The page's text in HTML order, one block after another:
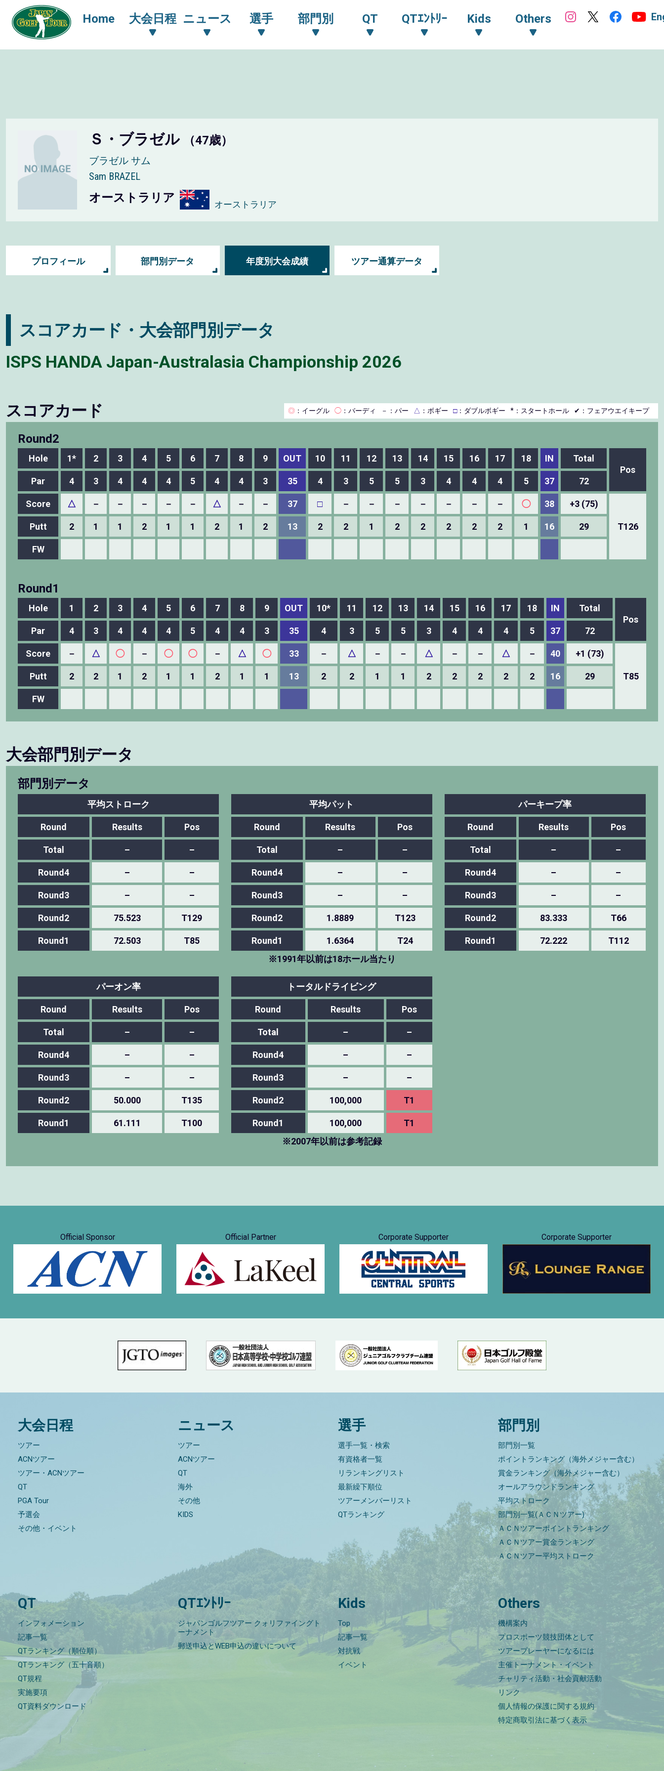
Home 大会日程 ニュース 選手 部門別 QT QTｴﾝﾄﾘｰ Kids Others
Ｓ・ブラゼル （47歳）
ブラゼル サム
Sam BRAZEL
オーストラリア オーストラリア
プロフィール 部門別データ 年度別大会成績 ツアー通算データ
スコアカード・大会部門別データ
ISPS HANDA Japan-Australasia Championship 2026
スコアカード ◎ ：イーグル ◯ ：バーディ － ：パー △ ：ボギー □：ダブルボギー *：スタートホール ✔：フェアウエイキープ
Round2
Hole 1* 2 3 4 5 6 7 8 9 OUT 10 11 12 13 14 15 16 17 18 IN
Total
Pos
Par
4 3 4 4 4 5 4 4 3 35 4 3 5 5 3 4 4 4 5 37 72
Score △ － － － － － △ － － 37 □ － － － － － － － ◯ 38 +3 (75)
T126
Putt 2 1 1 2 1 1 2 1 2 13 2 2 1 2 2 2 2 2 1 16 29
FW
Round1
Hole 1 2 3 4 5 6 7 8 9 OUT 10* 11 12 13 14 15 16 17 18 IN
Total
Pos
Par
4 3 4 4 4 5 4 4 3 35 4 3 5 5 3 4 4 4 5 37 72
Score － △ ◯ － ◯ ◯ － △ ◯ 33 － △ － － △ － － △ － 40 +1 (73)
T85
Putt 2 2 1 2 1 1 2 1 1 13 2 2 1 1 2 2 2 2 2 16 29
FW
大会部門別データ
部門別データ
平均ストローク
Round Results Pos
Total – –
Round4 – –
Round3 – –
Round2 75.523 T129
Round1 72.503 T85
平均パット
Round Results Pos
Total – –
Round4 – –
Round3 – –
Round2 1.8889 T123
Round1 1.6364
T24
※1991年以前は18ホール当たり
パーキープ率
Round Results Pos
Total – –
Round4 – –
Round3 – –
Round2 83.333 T66
Round1 72.222 T112
パーオン率
Round Results Pos
Total – –
Round4 – –
Round3 – –
Round2 50.000 T135
Round1 61.111 T100
トータルドライビング
Round Results Pos
Total – –
Round4 – –
Round3 – –
Round2 100,000 T1
Round1 100,000
T1
※2007年以前は参考記録
Official Sponsor Official Partner Corporate Supporter Corporate Supporter
大会日程
ツアー
ACNツアー
ツアー・ACNツアー
QT
PGA Tour
予選会
その他・イベント
ニュース
ツアー
ACNツアー
QT
海外
その他
KIDS
選手
選手一覧・検索
有資格者一覧
リランキングリスト
最新繰下順位
ツアーメンバーリスト
QTランキング
部門別
部門別一覧
ポイントランキング（海外メジャー含む）
賞金ランキング（海外メジャー含む）
オールアラウンドランキング
平均ストローク
部門別一覧(ＡＣＮツアー)
ＡＣＮツアーポイントランキング
ＡＣＮツアー賞金ランキング
ＡＣＮツアー平均ストローク
QT
インフォメーション
記事一覧
QTランキング（順位順）
QTランキング（五十音順）
QT規程
実施要項
QT資料ダウンロード
QTｴﾝﾄﾘｰ
ジャパンゴルフツアー クォリファイングト
ーナメント
郵送申込とWEB申込の違いについて
Kids
Top
記事一覧
対抗戦
イベント
Others
機構案内
プロスポーツ競技団体として
ツアープレーヤーになるには
主催トーナメント・イベント
チャリティ活動・社会貢献活動
リンク
個人情報の保護に関する規約
特定商取引法に基づく表示